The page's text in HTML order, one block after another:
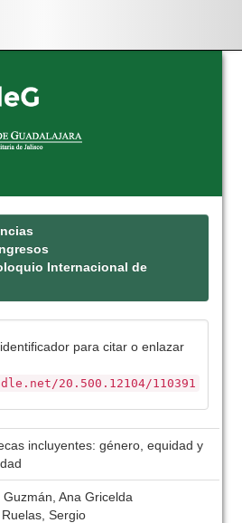
Internacional de
para citar o enlazar
20.500.12104/110391
incluyentes: género, equidad y
Guzmán, Ana Gricelda
Sergio